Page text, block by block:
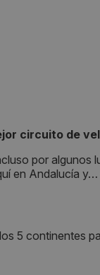
circuito de
por algunos
en Andalucía
5 continentes